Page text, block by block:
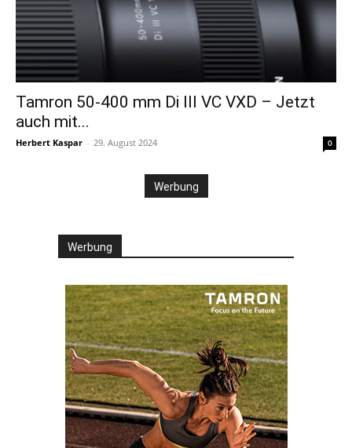
Tamron 50-400 mm Di III VC VXD – Jetzt
auch mit...
Herbert Kaspar - 29. August 2024 0
Werbung
Werbung